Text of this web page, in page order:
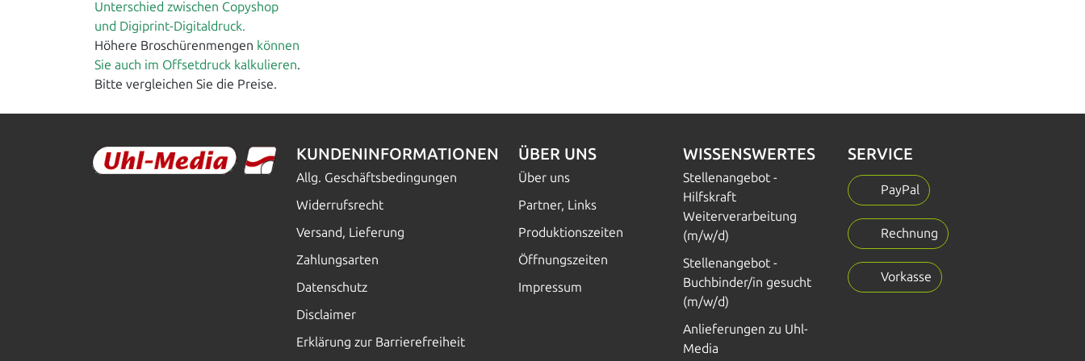
Unterschied zwischen Copyshop
und Digiprint-Digitaldruck.
Höhere Broschürenmengen können
Sie auch im Offsetdruck kalkulieren.
Bitte vergleichen Sie die Preise.
KUNDENINFORMATIONEN
Allg. Geschäftsbedingungen
Widerrufsrecht
Versand, Lieferung
Zahlungsarten
Datenschutz
Disclaimer
Erklärung zur Barrierefreiheit
ÜBER UNS
Über uns
Partner, Links
Produktionszeiten
Öffnungszeiten
Impressum
WISSENSWERTES
Stellenangebot -
Hilfskraft
Weiterverarbeitung
(m/w/d)
Stellenangebot -
Buchbinder/in gesucht
(m/w/d)
Anlieferungen zu Uhl-
Media
SERVICE
PayPal
Rechnung
Vorkasse